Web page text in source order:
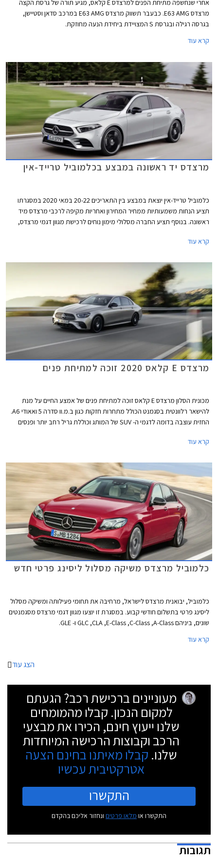
אחרי שנחשפה מתיחת הפנים למרצדס E קלאס, מגיע תורה של גרסת הקצה
מרצדס E63 AMG. כבעבר תשווק מרצדס E63 AMG במרכב סדאן וסטיישן,
בגרסה רגילה ובגרסת S המצויידת ביחידת הנעה מחוזקת.
קרא עוד
מרצדס יד ראשונה במבצע בכלמוביל טרייד-אין
כלמוביל טרייד-אין יוצאת במבצע בין התאריכים 20-22 במאי 2020 במסגרתו
תציע הנחות משמעותיות ממחיר המחירון ואחריות מקיפה לרכבי מרצדס מיד
ראשונה. בנוסף תציע החברה מסלולי מימון נוחים לרכישת מגוון דגמי מרצדס,
קרא עוד
מרצדס E קלאס 2020 זוכה למתיחת פנים
מכונית הסלון מרצדס E קלאס זוכה למתיחת פנים של אמצע החיים על מנת
להישאר רלוונטית בסגמנט הכולל מתחרות חזקות כגון ב.מ.וו סדרה 5 ואאודי A6.
החזית עוצבה בדומה לדגמי ה- SUV של המותג וכוללת גריל רחב יותר ופנסים
כמו כן, הפגושים עוצבו מחדש וחישוקים בעיצובים שונים משלימים את העיצוב
קרא עוד
כלמוביל מרצדס משיקה מסלול ליסינג פרטי חדש
כלמוביל, יבואנית מרצדס לישראל, מרחיבה את תחומי פעילותה ומשיקה מסלול
ליסינג פרטי בתשלום חודשי קבוע. במסגרת זו יוצעו מגוון דגמי מרצדס מסגמנטים
שונים, ביניהם GLC ,CLA ,E-Class ,C-Class ,A-Class ו- GLE.
קרא עוד
הצג עוד
מעוניינים ברכישת רכב? הגעתם
למקום הנכון. קבלו מהמומחים
שלנו ייעוץ חינם, הכירו את מבצעי
הרכב וקבוצות הרכישה המיוחדות
שלנו. קבלו מאיתנו בחינם הצעה
אטרקטיבית עכשיו
התקשרו
התקשרו או מלאו פרטים ונחזור אליכם בהקדם
תגובות